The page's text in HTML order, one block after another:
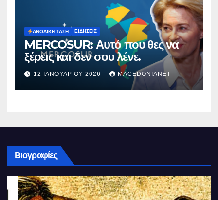
ΑΝΟΔΙΚΉ ΤΆΣΗ ΕΙΔΉΣΕΙΣ
MERCOSUR: Αυτό που θες να
ξέρεις και δεν σου λένε.
12 ΙΑΝΟΥΑΡΊΟΥ 2026 MACEDONIANET
Βιογραφίες